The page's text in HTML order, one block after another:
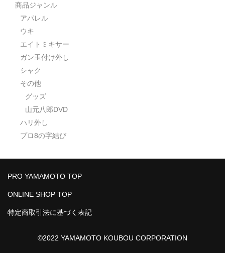
商品ジャンル
アパレル
ウキ
エイトミキサー
ガン玉付け外し
シャク
その他
グッズ
山元八郎DVD
ハリ外し
プロ8の字結び
PRO YAMAMOTO TOP
ONLINE SHOP TOP
特定商取引法に基づく表記
©2022 YAMAMOTO KOUBOU CORPORATION